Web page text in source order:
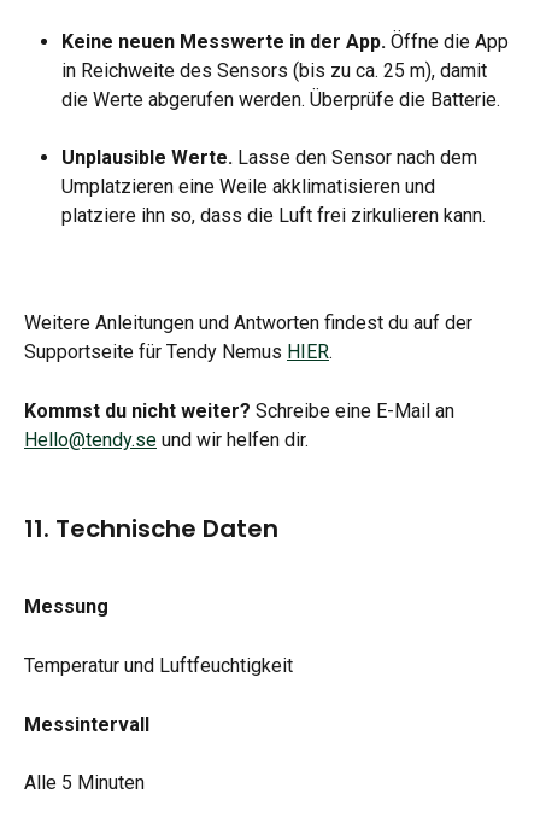
Keine neuen Messwerte in der App. Öffne die App
in Reichweite des Sensors (bis zu ca. 25 m), damit
die Werte abgerufen werden. Überprüfe die Batterie.
Unplausible Werte. Lasse den Sensor nach dem
Umplatzieren eine Weile akklimatisieren und
platziere ihn so, dass die Luft frei zirkulieren kann.
Weitere Anleitungen und Antworten findest du auf der
Supportseite für Tendy Nemus HIER.
Kommst du nicht weiter? Schreibe eine E-Mail an
Hello@tendy.se und wir helfen dir.
11. Technische Daten
Messung
Temperatur und Luftfeuchtigkeit
Messintervall
Alle 5 Minuten